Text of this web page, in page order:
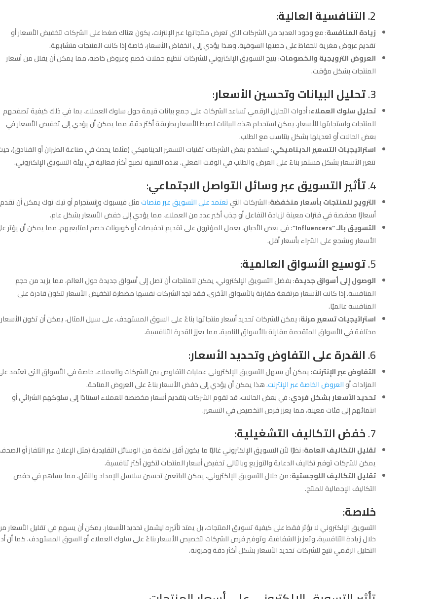
2. التنافسية العالية:
زيادة المنافسة: مع وجود العديد من الشركات التي تعرض منتجاتها عبر الإنترنت، يكون هناك ضغط على الشركات لتخفيض الأسعار أو
تقديم عروض مغرية للحفاظ على حصتها السوقية. وهذا يؤدي إلى انخفاض الأسعار، خاصة إذا كانت المنتجات متشابهة.
العروض الترويجية والخصومات: يتيح التسويق الإلكتروني للشركات تنظيم حملات خصم وعروض خاصة، مما يمكن أن يقلل من أسعار
المنتجات بشكل مؤقت.
3. تحليل البيانات وتحسين الأسعار:
تحليل سلوك العملاء: أدوات التحليل الرقمي تساعد الشركات على جمع بيانات قيمة حول سلوك العملاء، بما في ذلك كيفية تصفحهم
للمنتجات واستجابتها للأسعار. يمكن استخدام هذه البيانات لضبط الأسعار بطريقة أكثر دقة، مما يمكن أن يؤدي إلى تخفيض الأسعار في
بعض الحالات أو تعديلها بشكل يتناسب مع الطلب.
استراتيجيات التسعير الديناميكي: تستخدم بعض الشركات تقنيات التسعير الديناميكي (مثلما يحدث في صناعة الطيران أو الفنادق)،
تتغير الأسعار بشكل مستمر بناءً على العرض والطلب في الوقت الفعلي. هذه التقنية تصبح أكثر فعالية في بيئة التسويق الإلكتروني.
4. تأثير التسويق عبر وسائل التواصل الاجتماعي:
الترويج للمنتجات بأسعار منخفضة: الشركات التيتعتمد على التسويق عبر منصاتمثل فيسبوك وإنستجرام أو تيك توك يمكن أن تقدم
أسعارًا مخفضة في فترات معينة لزيادة التفاعل أو جذب أكبر عدد من العملاء، مما يؤدي إلى خفض الأسعار بشكل عام.
التسويق بالـ “Influencers”
: في بعض الأحيان، يعمل المؤثرون على تقديم تخفيضات أو كوبونات خصم لمتابعيهم، مما يمكن أن يؤثر
الأسعار ويشجع على الشراء بأسعار أقل.
5. توسيع الأسواق العالمية:
الوصول إلى أسواق جديدة: بفضل التسويق الإلكتروني، يمكن للمنتجات أن تصل إلى أسواق جديدة حول العالم، مما يزيد من حجم
المنافسة. إذا كانت الأسعار مرتفعة مقارنة بالأسواق الأخرى، فقد تجد الشركات نفسها مضطرة لتخفيض الأسعار لتكون قادرة على
المنافسة عالميًا.
استراتيجيات تسعير مرنة: يمكن للشركات تحديد أسعار منتجاتها بناءً على السوق المستهدف. على سبيل المثال، يمكن أن تكون الأسعار
مختلفة في الأسواق المتقدمة مقارنة بالأسواق النامية، مما يعزز القدرة التنافسية.
6. القدرة على التفاوض وتحديد الأسعار:
التفاوض عبر الإنترنت: يمكن أن يسهل التسويق الإلكتروني عمليات التفاوض بين الشركات والعملاء، خاصة في الأسواق التي تعتمد
المزادات أوالعروض الخاصة عبر الإنترنت.هذا يمكن أن يؤدي إلى خفض الأسعار بناءً على العروض المتاحة.
تحديد الأسعار بشكل فردي: في بعض الحالات، قد تقوم الشركات بتقديم أسعار مخصصة للعملاء استنادًا إلى سلوكهم الشرائي أو
انتمائهم إلى فئات معينة، مما يعزز فرص التخصيص في التسعير.
7. خفض التكاليف التشغيلية:
تقليل التكاليف العامة: نظرًا لأن التسويق الإلكتروني غالبًا ما يكون أقل تكلفة من الوسائل التقليدية (مثل الإعلان عبر التلفاز أو
يمكن للشركات توفير تكاليف الدعاية والتوزيع وبالتالي تخفيض أسعار المنتجات لتكون أكثر تنافسية.
تقليل التكاليف اللوجستية: من خلال التسويق الإلكتروني، يمكن للبائعين تحسين سلاسل الإمداد والنقل، مما يساهم في خفض
التكاليف الإجمالية للمنتج.
خلاصة:
التسويق الإلكتروني لا يؤثر فقط على كيفية تسويق المنتجات، بل يمتد تأثيره ليشمل تحديد الأسعار. يمكن أن يسهم في تقليل الأسعار
خلال زيادة التنافسية، وتعزيز الشفافية، وتوفير فرص للشركات لتخصيص الأسعار بناءً على سلوك العملاء أو السوق المستهدف. كما أن
التحليل الرقمي تتيح للشركات تحديد الأسعار بشكل أكثر دقة ومرونة.